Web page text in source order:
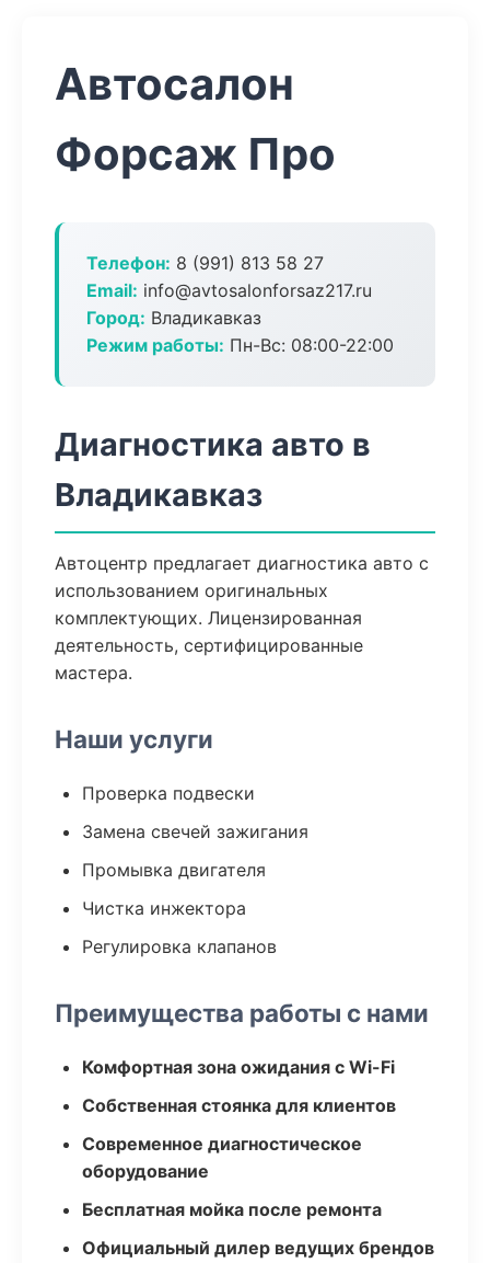
Автосалон
Форсаж Про
Телефон: 8 (991) 813 58 27
Email: info@avtosalonforsaz217.ru
Город: Владикавказ
Режим работы: Пн-Вс: 08:00-22:00
Диагностика авто в
Владикавказ
Автоцентр предлагает диагностика авто с
использованием оригинальных
комплектующих. Лицензированная
деятельность, сертифицированные
мастера.
Наши услуги
Проверка подвески
Замена свечей зажигания
Промывка двигателя
Чистка инжектора
Регулировка клапанов
Преимущества работы с нами
Комфортная зона ожидания с Wi-Fi
Собственная стоянка для клиентов
Современное диагностическое
оборудование
Бесплатная мойка после ремонта
Официальный дилер ведущих брендов